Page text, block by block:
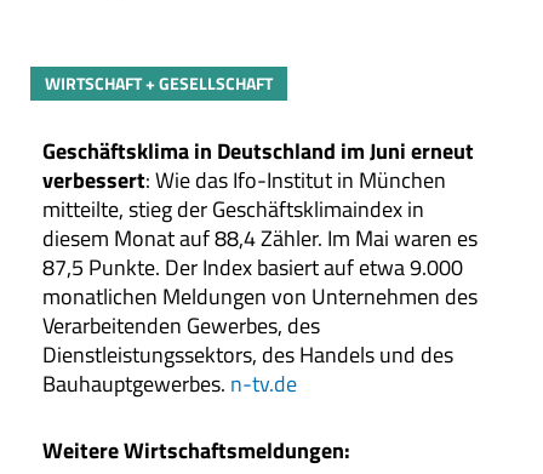
WIRTSCHAFT + GESELLSCHAFT
Geschäftsklima in Deutschland im Juni erneut
verbessert: Wie das Ifo-Institut in München
mitteilte, stieg der Geschäftsklimaindex in
diesem Monat auf 88,4 Zähler. Im Mai waren es
87,5 Punkte. Der Index basiert auf etwa 9.000
monatlichen Meldungen von Unternehmen des
Verarbeitenden Gewerbes, des
Dienstleistungssektors, des Handels und des
Bauhauptgewerbes. n-tv.de
Weitere Wirtschaftsmeldungen: